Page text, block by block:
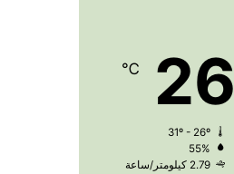
26
℃
55%
2.79 كيلومتر/ساعة